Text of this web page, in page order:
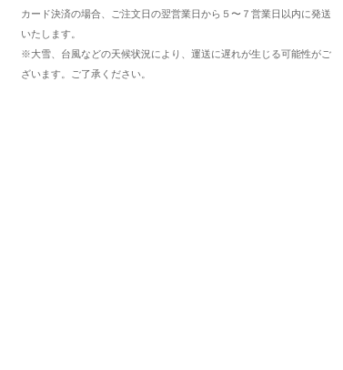
カード決済の場合、ご注文日の翌営業日から５〜７営業日以内に発送
いたします。
※大雪、台風などの天候状況により、運送に遅れが生じる可能性がご
ざいます。ご了承ください。